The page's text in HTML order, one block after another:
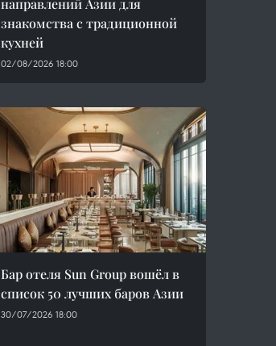
направлений Азии для
знакомства с традиционной
кухней
02/08/2026 18:00
Бар отеля Sun Group вошёл в
список 50 лучших баров Азии
30/07/2026 18:00